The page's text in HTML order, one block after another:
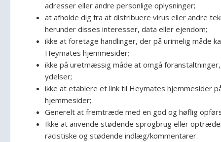
adresser eller andre personlige oplysninger;
at afholde dig fra at distribuere virus eller andre
herunder disses interesser, data eller ejendom;
ikke at foretage handlinger, der på urimelig måde
Heymates hjemmesider;
ikke på uretmæssig måde at omgå
ydelser;
ikke at etablere et link til Heymates hjemmesider
hjemmesider;
Generelt at fremtræde med en god og høflig
Ikke at anvende stødende sprogbrug eller
racistiske og stødende indlæg/kommentarer.